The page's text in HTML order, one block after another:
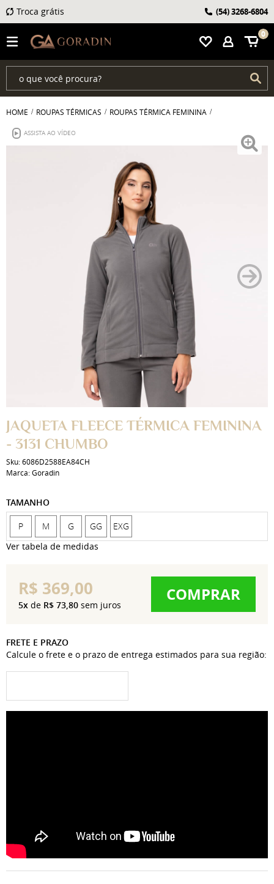
0
Troca grátis (54)3268-6804
HOME ROUPAS TÉRMICAS ROUPAS TÉRMICA FEMININA
JAQUETA FLEECE TÉRMICA FEMININA
- 3131 CHUMBO
Sku:6086D2588EA84CH
Marca:Goradin
ASSISTA AO VÍDEO
TAMANHO
P M G GG
EXG
Ver tabela de medidas
R$ 369,00
5x de R$ 73,80 sem juros COMPRAR
FRETE E PRAZO
Calcule o frete e o prazo de entrega estimados para sua região: